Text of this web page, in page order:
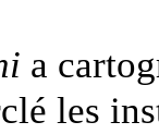
a
les